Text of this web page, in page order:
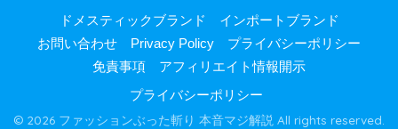
ドメスティックブランド
インポートブランド
お問い合わせ
Privacy Policy
プライバシーポリシー
免責事項
アフィリエイト情報開示
プライバシーポリシー
© 2026 ファッションぶった斬り 本音マジ解説 All rights reserved.